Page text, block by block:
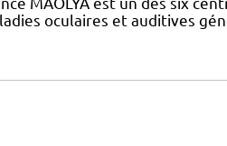
MAOLYA est un des six
oculaires et auditives